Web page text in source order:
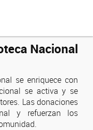
Nacional
se enriquece con
se activa y se
Las donaciones
y refuerzan los